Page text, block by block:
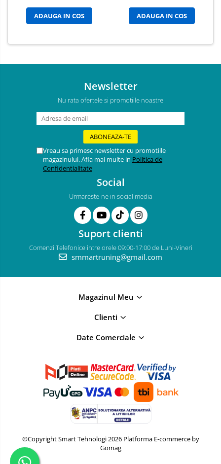
ADAUGA IN COS ADAUGA IN COS
Newsletter
Nu rata ofertele si promotiile noastre
Vreau sa primesc newsletter cu promotiile
magazinului. Afla mai multe in Politica de
Confidentialitate
Social
Urmareste-ne in social media
Suport clienti
Comenzi Telefonice intre orele 09:00-17:00 de Luni-Vineri
smmartruning@gmail.com
Magazinul Meu
Clienti
Date Comerciale
©Copyright Smart Tehnologi 2026 Platforma E-commerce by
Gomag